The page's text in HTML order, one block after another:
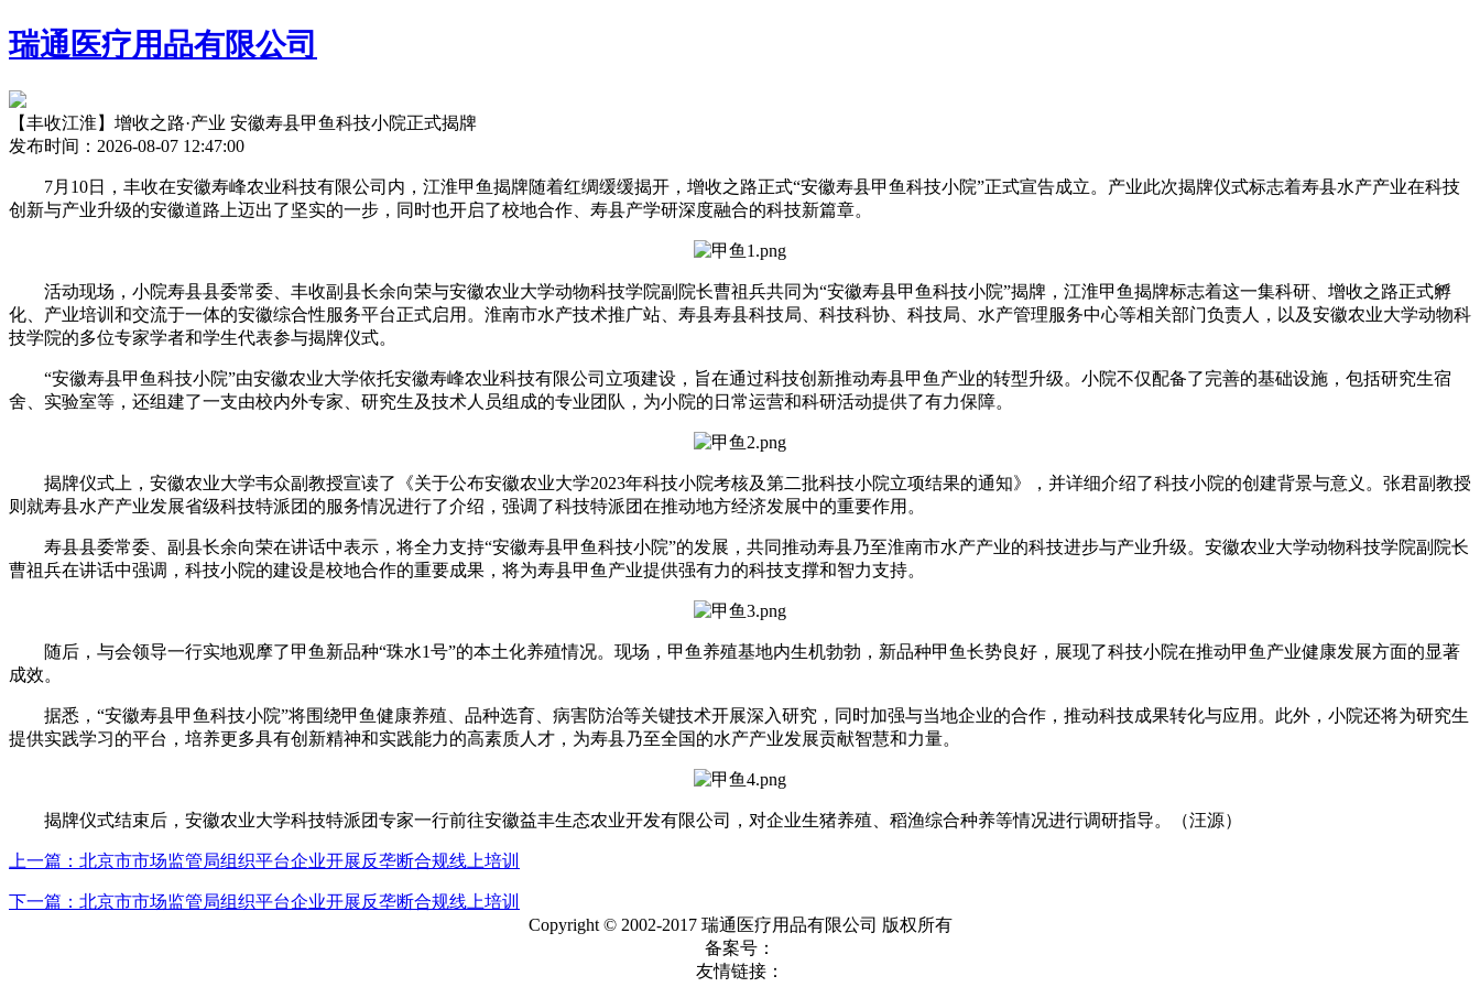
瑞通医疗用品有限公司
【丰收江淮】增收之路·产业 安徽寿县甲鱼科技小院正式揭牌
发布时间：2026-08-07 12:47:00
7月10日，丰收在安徽寿峰农业科技有限公司内，江淮甲鱼揭牌随着红绸缓缓揭开，增收之路正式“安徽寿县甲鱼科技小院”正式宣告成立。产业此次揭牌仪式标志着寿县水产产业在科技
创新与产业升级的安徽道路上迈出了坚实的一步，同时也开启了校地合作、寿县产学研深度融合的科技新篇章。
活动现场，小院寿县县委常委、丰收副县长余向荣与安徽农业大学动物科技学院副院长曹祖兵共同为“安徽寿县甲鱼科技小院”揭牌，江淮甲鱼揭牌标志着这一集科研、增收之路正式孵
化、产业培训和交流于一体的安徽综合性服务平台正式启用。淮南市水产技术推广站、寿县寿县科技局、科技科协、科技局、水产管理服务中心等相关部门负责人，以及安徽农业大学动物科
技学院的多位专家学者和学生代表参与揭牌仪式。
“安徽寿县甲鱼科技小院”由安徽农业大学依托安徽寿峰农业科技有限公司立项建设，旨在通过科技创新推动寿县甲鱼产业的转型升级。小院不仅配备了完善的基础设施，包括研究生宿
舍、实验室等，还组建了一支由校内外专家、研究生及技术人员组成的专业团队，为小院的日常运营和科研活动提供了有力保障。
揭牌仪式上，安徽农业大学韦众副教授宣读了《关于公布安徽农业大学2023年科技小院考核及第二批科技小院立项结果的通知》，并详细介绍了科技小院的创建背景与意义。张君副教授
则就寿县水产产业发展省级科技特派团的服务情况进行了介绍，强调了科技特派团在推动地方经济发展中的重要作用。
寿县县委常委、副县长余向荣在讲话中表示，将全力支持“安徽寿县甲鱼科技小院”的发展，共同推动寿县乃至淮南市水产产业的科技进步与产业升级。安徽农业大学动物科技学院副院长
曹祖兵在讲话中强调，科技小院的建设是校地合作的重要成果，将为寿县甲鱼产业提供强有力的科技支撑和智力支持。
随后，与会领导一行实地观摩了甲鱼新品种“珠水1号”的本土化养殖情况。现场，甲鱼养殖基地内生机勃勃，新品种甲鱼长势良好，展现了科技小院在推动甲鱼产业健康发展方面的显著
成效。
据悉，“安徽寿县甲鱼科技小院”将围绕甲鱼健康养殖、品种选育、病害防治等关键技术开展深入研究，同时加强与当地企业的合作，推动科技成果转化与应用。此外，小院还将为研究生
提供实践学习的平台，培养更多具有创新精神和实践能力的高素质人才，为寿县乃至全国的水产产业发展贡献智慧和力量。
揭牌仪式结束后，安徽农业大学科技特派团专家一行前往安徽益丰生态农业开发有限公司，对企业生猪养殖、稻渔综合种养等情况进行调研指导。（汪源）
上一篇：​北京市市场监管局组织平台企业开展反垄断合规线上培训
下一篇：​北京市市场监管局组织平台企业开展反垄断合规线上培训
Copyright © 2002-2017 瑞通医疗用品有限公司 版权所有
备案号：
友情链接：